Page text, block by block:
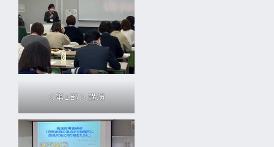
＜第1部＞講演